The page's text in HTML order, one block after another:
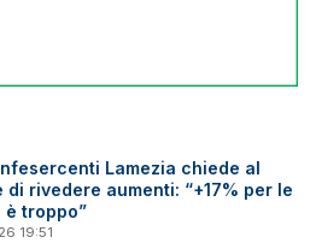
Lamezia chiede al
di rivedere aumenti: “+17% per le
è troppo”
19:51